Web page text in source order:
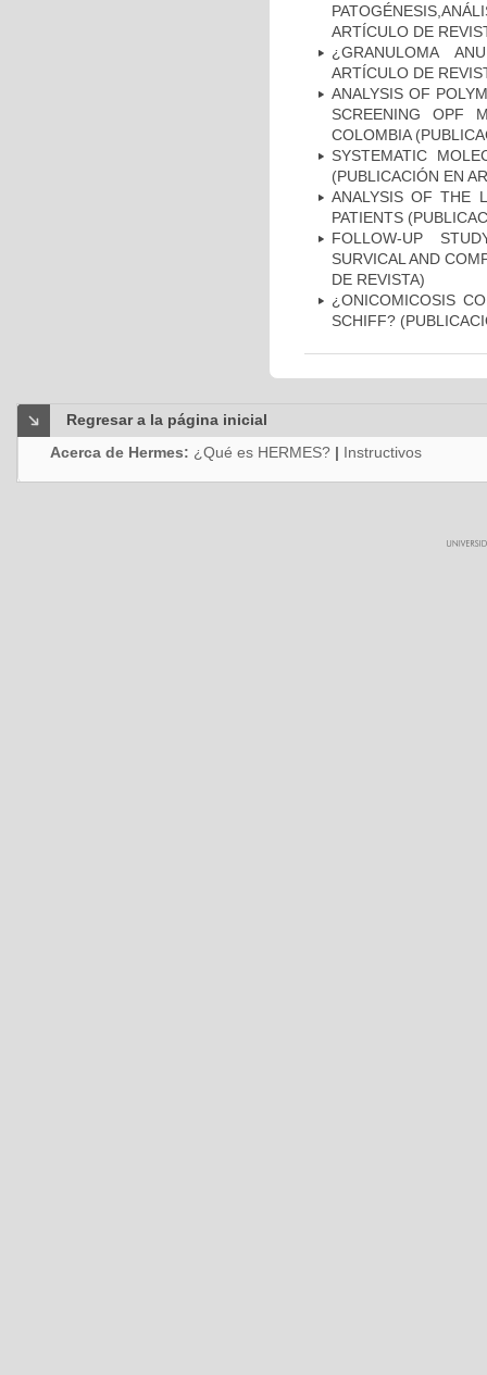
ARTÍCULO DE
¿GRANULOMA
ARTÍCULO DE
ANALYSIS OF
SCREENING OPF
COLOMBIA
SYSTEMATIC
(PUBLICACIÓN EN
ANALYSIS OF THE
PATIENTS
FOLLOW-UP
SURVICAL AND
DE REVISTA)
¿ONICOMICOSIS
SCHIFF?
Regresar a la página inicial
Acerca de Hermes: ¿Qué es HERMES? | Instructivos